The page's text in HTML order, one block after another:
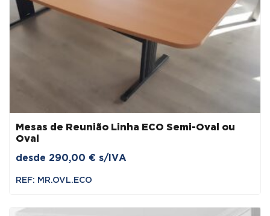
Mesas de Reunião Linha ECO Semi-Oval ou
Oval
desde 290,00 € s/IVA
REF: MR.OVL.ECO